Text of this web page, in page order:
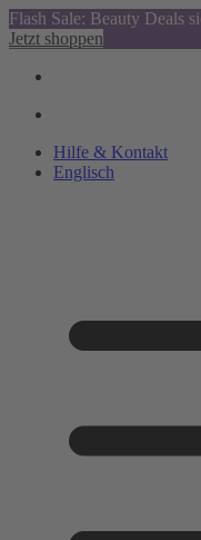
Flash Sale: Beauty Deals
Jetzt shoppen
Hilfe & Kontakt
Englisch